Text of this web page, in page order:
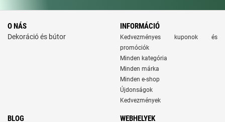
O NÁS
Dekoráció és bútor
INFORMÁCIÓ
Kedvezményes kuponok és
promóciók
Minden kategória
Minden márka
Minden e-shop
Újdonságok
Kedvezmények
BLOG WEBHELYEK